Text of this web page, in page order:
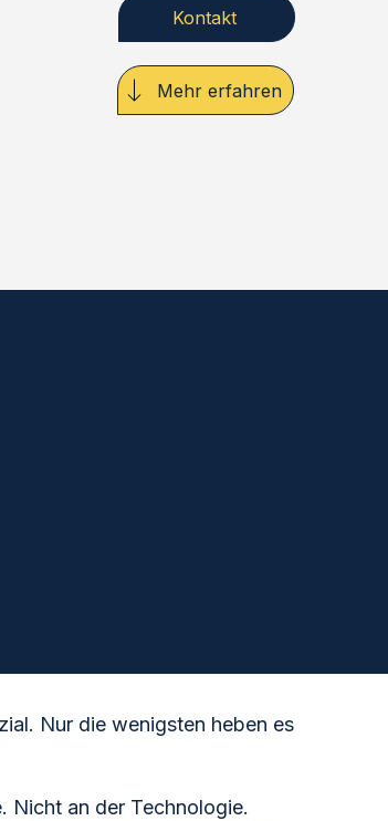
Kontakt
Mehr erfahren
Nur die wenigsten heben es
Nicht an der Technologie.